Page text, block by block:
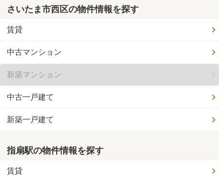
さいたま市西区の物件情報を探す
賃貸
中古マンション
新築マンション
中古一戸建て
新築一戸建て
指扇駅の物件情報を探す
賃貸